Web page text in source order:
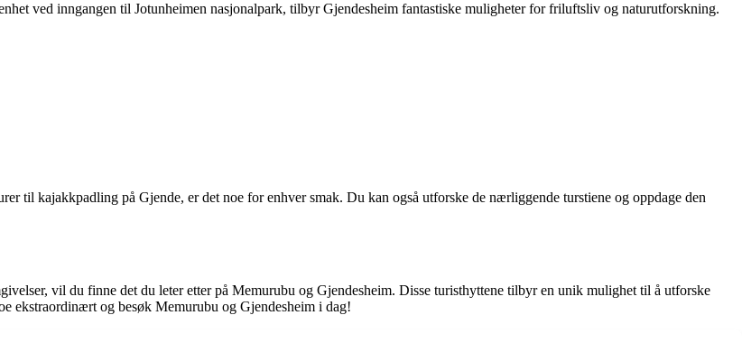
ved inngangen til Jotunheimen nasjonalpark, tilbyr Gjendesheim fantastiske muligheter for friluftsliv og naturutforskning.
til kajakkpadling på Gjende, er det noe for enhver smak. Du kan også utforske de nærliggende turstiene og oppdage den
vil du finne det du leter etter på Memurubu og Gjendesheim. Disse turisthyttene tilbyr en unik mulighet til å utforske
ekstraordinært og besøk Memurubu og Gjendesheim i dag!